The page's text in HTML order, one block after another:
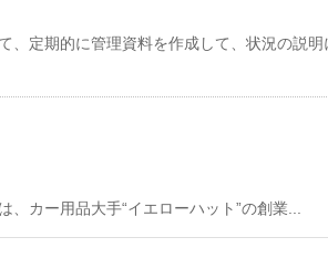
、定期的に管理資料を作成して、状況の説明
カー用品大手“イエローハット”の創業...